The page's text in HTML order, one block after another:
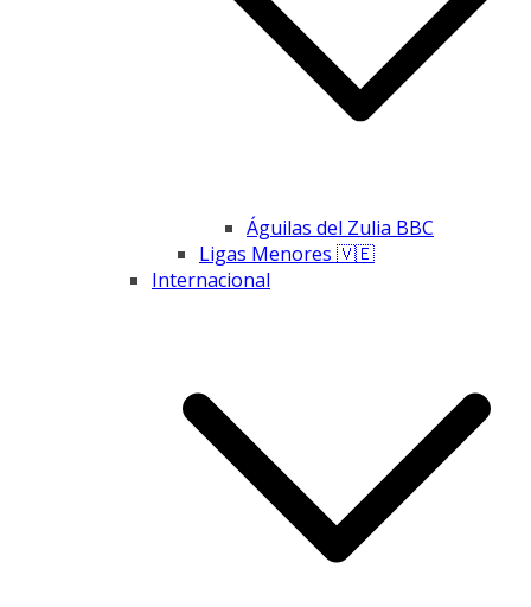
Águilas del Zulia BBC
Ligas Menores 🇻🇪
Internacional